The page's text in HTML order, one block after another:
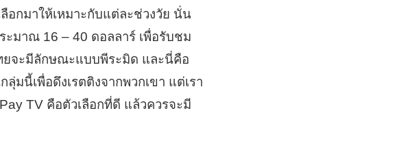
อกมาให้เหมาะกับแต่ละช่วงวัย นั่น
ะมาณ 16 – 40 ดอลลาร์ เพื่อรับชม
ยจะมีลักษณะแบบพีระมิด และนี่คือ
นี้เพื่อดึงเรตติงจากพวกเขา แต่เรา
TV คือตัวเลือกที่ดี แล้วควรจะมี